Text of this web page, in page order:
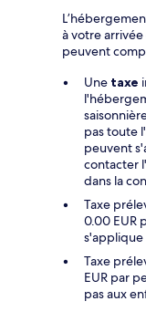
à votre
peuvent
Une taxe
pas toute
peuvent
contacter
dans la
Taxe
0.00 EUR
s'applique
Taxe
EUR par
pas aux